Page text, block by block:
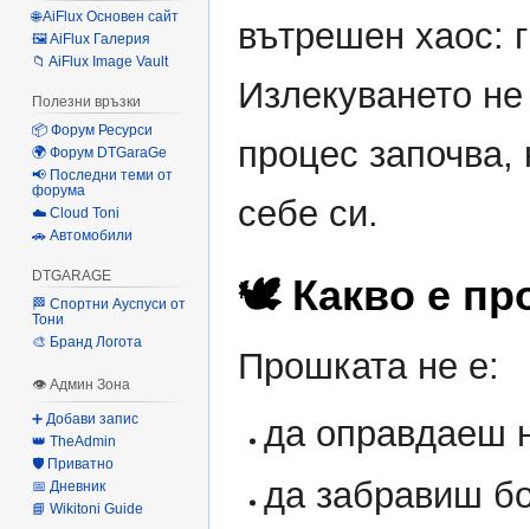
вътрешен хаос:
Излекуването
процес
себе си.
🕊️ Какво е
Прошката не е:
да оправдаеш
да забравиш
🌐 AiFlux Основен сайт
🖼️ AiFlux Галерия
📁 AiFlux Image Vault
Полезни връзки
📦 Форум Ресурси
🌍 Форум DTGaraGe
📢 Последни теми от
форума
☁️ Cloud Toni
🚗 Автомобили
DTGARAGE
🏁 Спортни Ауспуси от
Тони
🎨 Бранд Логота
👁 Админ Зона
➕ Добави запис
👑 TheAdmin
🛡️ Приватно
📅 Дневник
📘 Wikitoni Guide